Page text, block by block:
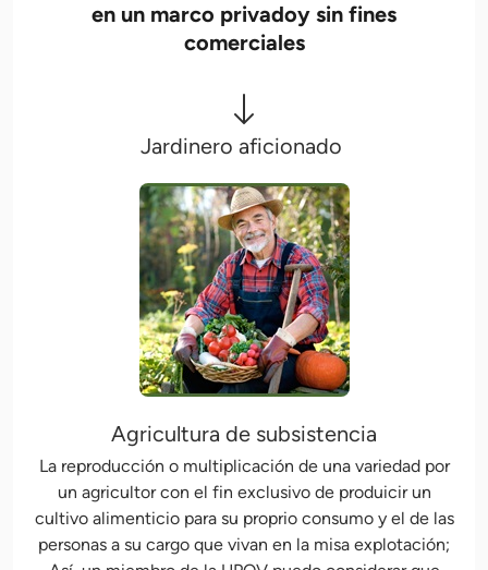
en un marco privadoy sin fines
comerciales
Jardinero aficionado
Agricultura de subsistencia
La reproducción o multiplicación de una variedad por
un agricultor con el fin exclusivo de produicir un
cultivo alimenticio para su proprio consumo y el de las
personas a su cargo que vivan en la misa explotación;